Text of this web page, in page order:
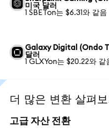
미국 달러
1 SBETon는 $6.31와 같음
Galaxy Digital (Ondo
달러
1 GLXYon는 $20.22와 같
더 많은 변환 살펴
고급 자산 전환